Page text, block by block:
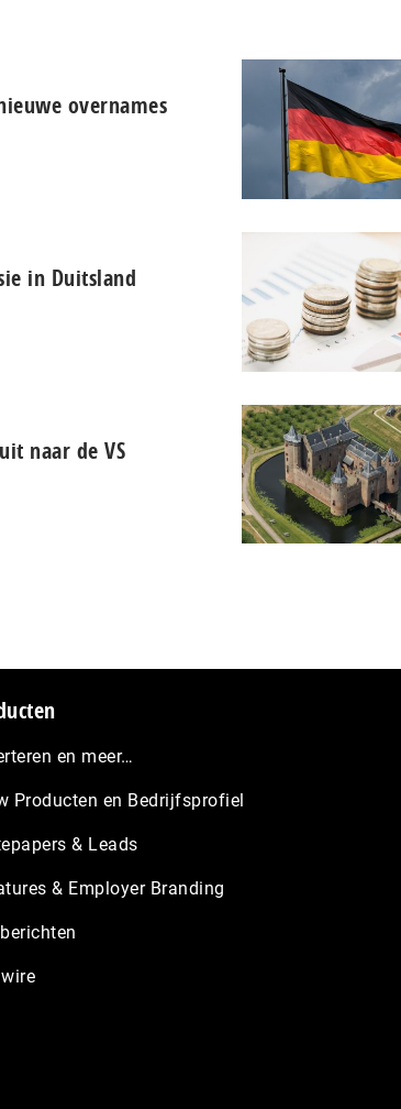
overnames
in Duitsland
naar de VS
en meer…
Producten en Bedrijfsprofiel
& Leads
& Employer Branding